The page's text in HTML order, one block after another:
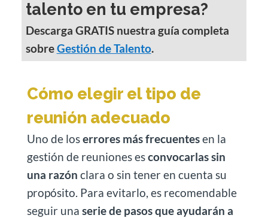
talento en tu empresa?
Descarga GRATIS nuestra guía completa
sobreGestión de Talento.
Cómo elegir el tipo de
reunión adecuado
Uno de loserrores más frecuentesen la
gestión de reuniones esconvocarlas sin
una razón clara o sin tener en cuenta su
propósito. Para evitarlo, es recomendable
seguir una serie de pasos que ayudarán a